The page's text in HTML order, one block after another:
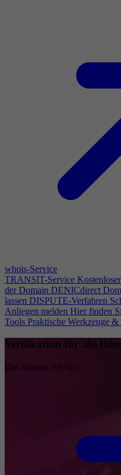
whois-Service
TRANSIT-Service
der Domain DENICdirect
lassen DISPUTE-Verfahren
Anliegen melden Hier finden
Tools Praktische Werkzeuge
Verifikation für .de-
Das müssen Sie tun